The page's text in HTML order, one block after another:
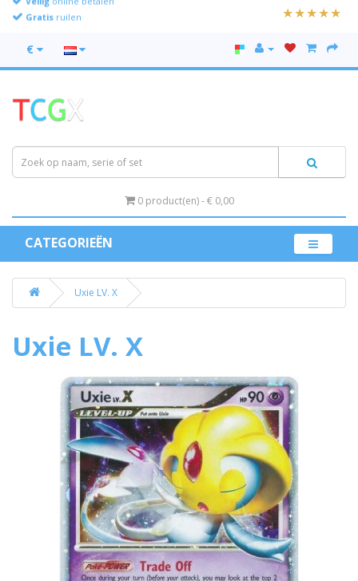
Gratis
ruilen
€
0 product(en) - € 0,00
CATEGORIEËN
Uxie LV. X
Uxie LV. X